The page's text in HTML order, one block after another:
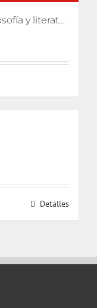
Escenas de escritura. Entre filosofía y literatura
Detalles